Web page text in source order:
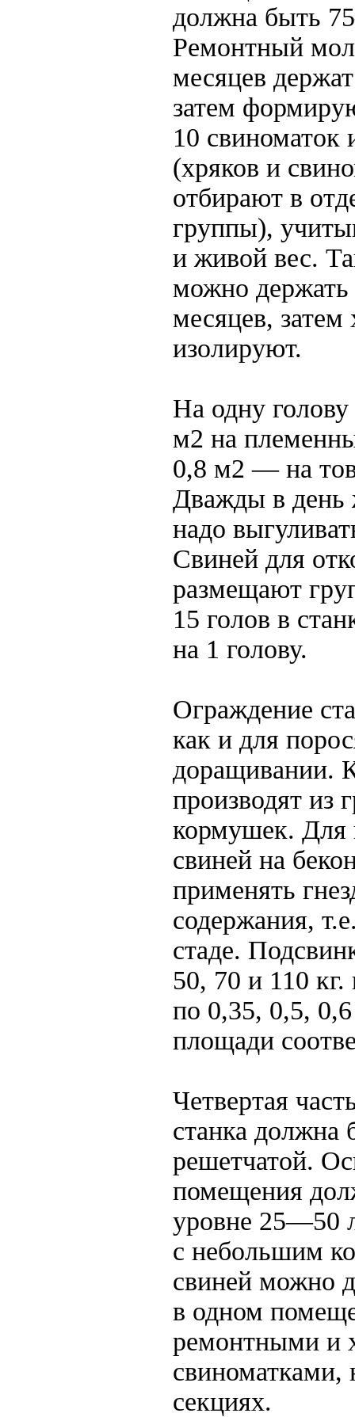
должна быть
Ремонтный
месяцев
затем
10 свиноматок
(хряков и
отбирают в
группы),
и живой вес.
можно
месяцев, затем
изолируют.
На одну
м2 на
0,8 м2 — на
Дважды в день
надо
Свиней для
размещают
15 голов в
на 1 голову.
Ограждение
как и для
доращивании.
производят из
кормушек. Для
свиней на
применять
содержания,
стаде.
50, 70 и 110
по 0,35, 0,5,
площади
Четвертая
станка должна
решетчатой.
помещения
уровне 25—50
с небольшим
свиней можно
в одном
ремонтными и
свиноматками,
секциях.